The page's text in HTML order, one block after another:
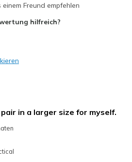
Les chaussures sont faites pour
être portées
einem Freund empfehlen
hilfreich?
in a larger size for myself.